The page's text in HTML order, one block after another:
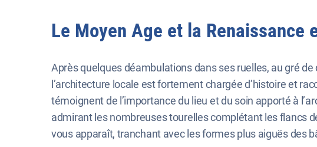
Le Moyen Age et la Renaissance
Après quelques déambulations dans ses ruelles, au gré
l’architecture locale est fortement chargée d’histoire et
témoignent de l’importance du lieu et du soin apporté à
admirant les nombreuses tourelles complétant les flancs
vous apparaît, tranchant avec les formes plus aiguës des